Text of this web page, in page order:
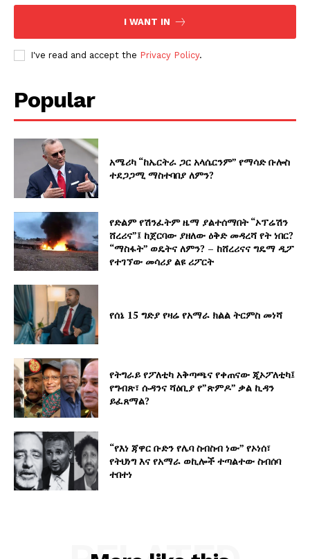
I WANT IN
I've read and accept the Privacy Policy.
Popular
አሜሪካ “ከኤርትራ ጋር አላሴርንም” የማሳድ ቡሎስ
ተደጋጋሚ ማስተባበያ ለምን?
የድልም የሽንፈትም ዜማ ያልተሰማበት “ኦፕሬሽን
ሸረሪና”፤ ከጀርባው ያዘለው ዕቅድ መዳረሻ የት ነበር?
“ማስፋት” ወዴትና ለምን? – ከሸረሪናና ግዴማ ዲፖ
የተገኘው መሳሪያ ልዩ ሪፖርት
የሰኔ 15 ግድያ የዛሬ የአማራ ክልል ትርምስ መነሻ
የትግራይ የፖለቲካ አቅጣጫና የቀጠናው ጂኦፖለቲካ፤
የግብጽ፣ ሱዳንና ሻዕቢያ የ”ጽምዶ” ቃል ኪዳን
ይፈጸማል?
“የእነ ጃዋር ቡድን የሌባ ስብስብ ነው” የኦነሰ፣
የትህነግ እና የአማራ ወኪሎች ተጣልተው ስብሰባ
ተበተነ